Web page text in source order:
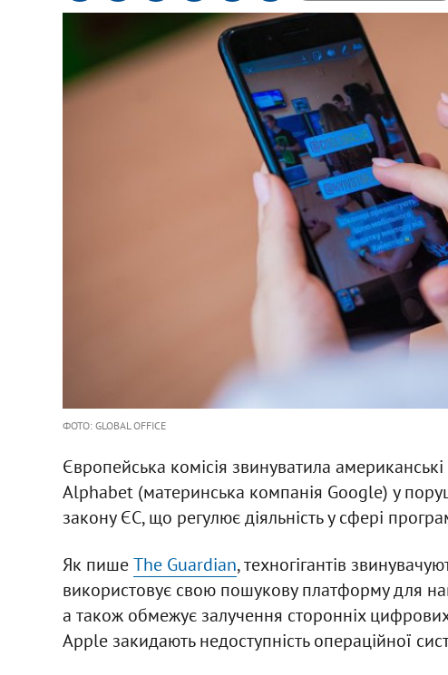
ФОТО: GLOBAL OFFICE
Європейська комісія звинуватила
Alphabet (материнська компанія Google) у
закону ЄС, що регулює діяльність у сфері
Як пишеThe Guardian, техногігантів
використовує свою пошукову платформу для
а також обмежує залучення сторонніх
Apple закидають недоступність операційної